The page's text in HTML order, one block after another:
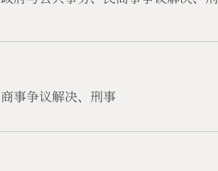
事争议解决、刑事